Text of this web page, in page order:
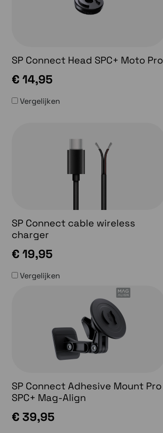
SP Connect Head SPC+ Moto Pro
€ 14,95
Vergelijken
SP Connect cable wireless
charger
€ 19,95
Vergelijken
SP Connect Adhesive Mount Pro
SPC+ Mag-Align
€ 39,95